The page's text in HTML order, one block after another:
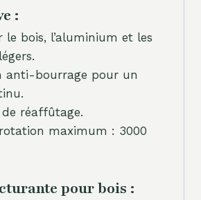
:
le bois, l’aluminium et les
anti-bourrage pour un
de réaffûtage.
maximum : 3000
pour bois :